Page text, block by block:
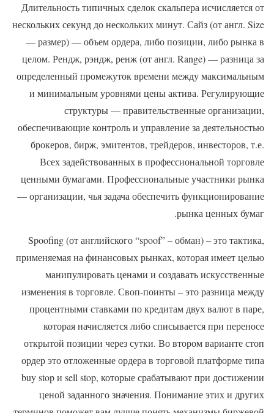
Длительность типичных сделок скальпера исчисляется от
нескольких секунд до нескольких минут. Сайз (от англ. Size
— размер) — объем ордера, либо позиции, либо рынка в
целом. Рендж, рэндж, ренж (от англ. Range) — разница за
определенный промежуток времени между максимальным
и минимальным уровнями цены актива. Регулирующие
структуры — правительственные организации,
обеспечивающие контроль и управление за деятельностью
брокеров, бирж, эмитентов, трейдеров, инвесторов, т.е.
Всех задействованных в профессиональной торговле
ценными бумагами. Профессиональные участники рынка
— организации, чья задача обеспечить функционирование
рынка ценных бумаг.
Spoofing (от английского “spoof” – обман) – это тактика,
применяемая на финансовых рынках, которая имеет целью
манипулировать ценами и создавать искусственные
изменения в торговле. Своп-поинты – это разница между
процентными ставками по кредитам двух валют в паре,
которая начисляется либо списывается при переносе
открытой позиции через сутки. Во втором варианте стоп
ордер это отложенные ордера в торговой платформе типа
buy stop и sell stop, которые срабатывают при достижении
ценой заданного значения. Понимание этих и других